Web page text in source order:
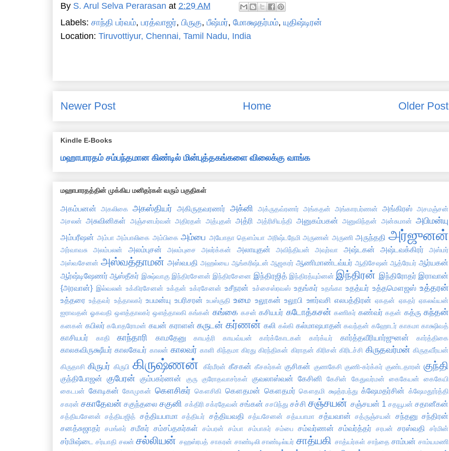
By S. Arul Selva Perarasan at 2:29 AM
Labels: சாந்தி பர்வம், பரத்வாஜர், பிருகு, பீஷ்மர், மோக்ஷதர்மம், யுதிஷ்டிரன்
Location: Tiruvottiyur, Chennai, Tamil Nadu, India
Newer Post Older Post
Home
Kindle E-Books
மஹாபாரதம் சம்பந்தமான கிண்டில் மின்புத்தகங்களை விலைக்கு வாங்க
மஹாபாரதத்தின் முக்கிய மனிதர்கள் வரும் பகுதிகள்
அகம்பனன் அகலிகை அகஸ்தியர் அகிருதவரணர் அக்னி அக்ருதவ்ரணர் அங்கதன் அங்காரபர்ணன் அங்கிரஸ் அசமஞ்சன்
அசலன் அசுவினிகள் அஞ்சனபர்வன் அதிரதன் அத்புதன் அத்ரி அத்ரிசியந்தி அனுகம்பகன் அனுவிந்தன் அன்சுமான் அபிமன்யு
அம்பரீஷன் அம்பா அம்பாலிகை அம்பிகை அம்பை அயோதா தௌம்யா அரிஷ்டநேமி அருணன் அருணி அருந்ததி அர்ஜுனன்
அர்வாவசு அலம்பலன் அலம்புசன் அலம்புசை அலர்க்கன் அலாயுதன் அவிந்தியன் அவுர்வா அஷ்டகன் அஷ்டவக்கிரர்
அஸ்மர்
அஸ்வசேனன் அஸ்வத்தாமன் அஸ்வபதி அஹல்யை ஆங்கரிஷ்டன் ஆஜகரர் ஆணிமாண்டவ்யர் ஆதிசேஷன் ஆத்ரேயர் ஆர்யகன்
ஆர்ஷ்டிஷேணர் ஆஸ்தீகர் இக்ஷ்வாகு இந்திரசேனன் இந்திரசேனை இந்திரஜித் இந்திரத்யும்னன் இந்திரன் இந்திரோதர் இராவான்
{அரவான்} இல்வலன் உக்கிரசேனன் உக்தன் உக்ரசேனன் உசீநரன் உச்சைஸ்ரவஸ் உதங்கர் உதங்கா உதத்யர் உத்தமௌஜஸ் உத்தரன்
உத்தரை உத்தவர் உத்தாலகர் உபமன்யு உபரிசரன் உபஸ்ருதி உமை உலூகன் உலூபி ஊர்வசி எலபத்திரன் ஏகதன் ஏகதர் ஏகலவ்யன்
ஐராவதன் ஓகவதி ஔத்தாலகர் ஔத்தாலகி கங்கன் கங்கை கசன் கசியபர் கடோத்கசன் கணிகர் கண்வர் கதன் கத்ரு கந்தன்
கனகன் கபிலர் கபோதரோமன் கயன் கராளன் கருடன் கர்ணன் கலி கல்கி கல்மாஷபாதன் கவந்தன் கஹோடர் காகமா காக்ஷிவத்
காசியபர் காதி காந்தாரி காமதேனு காயத்ரி காயவ்யன் கார்க்கோடகன் கார்க்யர் கார்த்தவீரியார்ஜுனன் கார்த்திகை
காலகவிருக்ஷீயர் காலகேயர் காலன் காலவர் காளி கிந்தமா கிரது கிரந்திகன் கிராதன் கிரிசன் கிரிடச்சி கிருதவர்மன் கிருதவீர்யன்
கிருதாசி கிருபர் கிருபி கிருஷ்ணன் கிர்மீரன் கீசகன் கீசகர்கள் குசிகன் குணகேசி குணி-கர்க்கர் குண்டதாரன் குந்தி
குந்திபோஜன் குபேரன் கும்பகர்ணன் குரு குரோதவாசர்கள் குவலாஸ்வன் கேசினி கேசின் கேதுவர்மன் கைகேயன்
கைகேயி
கைடபன் கோடிகன் கோமுகன் கௌசிகர் கௌசிகி கௌதமன் கௌதமர் கௌதமி க்ஷத்ரபந்து க்ஷேமதர்சின் க்ஷேமதூர்த்தி
சகரன் சகாதேவன் சகுந்தலை சகுனி சக்திரி சக்ரதேவன் சங்கன் சசபிந்து சச்சி சஞ்சயன் சஞ்சயன் 1 சதயூபன் சதானீகன்
சத்தியசேனன் சத்தியஜித் சத்தியபாமா சத்தியர் சத்தியவதி சத்யசேனன் சத்யபாமா சத்யவான் சத்ருஞ்சயன் சந்தனு சந்திரன்
சனத்சுஜாதர் சமங்கர் சமீகர் சம்சப்தகர்கள் சம்பரன் சம்பா சம்பாகர் சம்பை சம்வர்ணன் சம்வர்த்தர் சரபன் சரஸ்வதி சர்மின்
சர்மிஷ்டை சர்யாதி சலன் சல்லியன் சஹஸ்ரபத் சாகரன் சாண்டிலி சாண்டில்யர் சாத்யகி சாத்யர்கள் சாந்தை சாம்பன் சாம்யமணி